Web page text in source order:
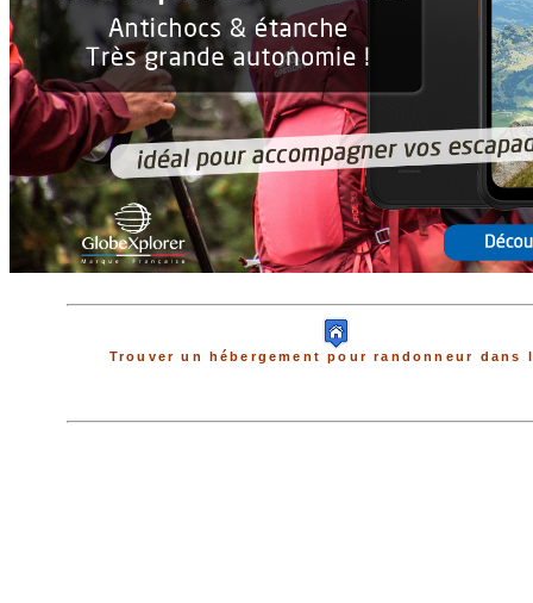
Trouver un hébergement pour randonneur dans